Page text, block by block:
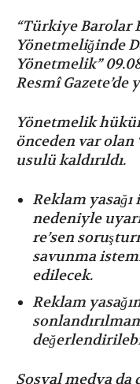
“Türkiye Barolar
Yönetmeliğinde
Yönetmelik”
Resmî Gazete’de
Yönetmelik
önceden var olan
usulü kaldırıldı.
Reklam
nedeniyle
re’sen
savunma
edilecek.
⁠Reklam
Sosyal medya